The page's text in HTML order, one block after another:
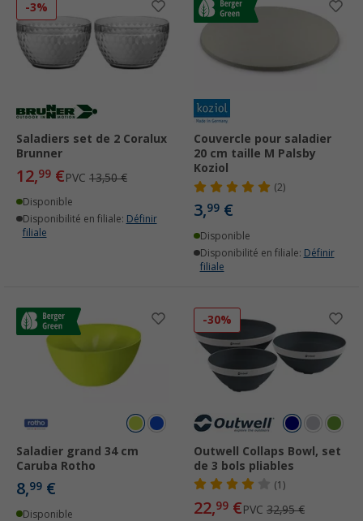
-3%
Saladiers set de 2 Coralux
Brunner
12,99 €PVC 13,50 €
Disponible
Disponibilité en filiale: Définir
filiale
Couvercle pour saladier
20 cm taille M Palsby
Koziol
(2)
3,99 €
Disponible
Disponibilité en filiale: Définir
filiale
Saladier grand 34 cm
Caruba Rotho
8,99 €
Disponible
-30%
Outwell Collaps Bowl, set
de 3 bols pliables
(1)
22,99 €PVC 32,95 €